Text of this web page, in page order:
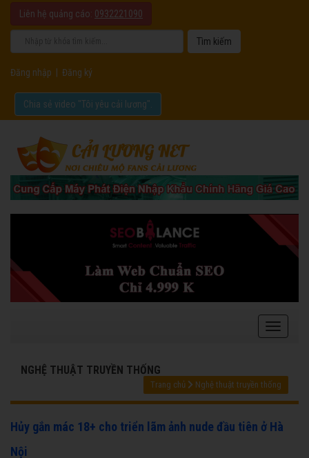
Liên hệ quảng cáo: 0932221090
Đăng nhập Đăng ký
Chia sẻ video "Tôi yêu cải lương".
NGHỆ THUẬT TRUYỀN THỐNG
Trang chủ Nghệ thuật truyền thống
Hủy gắn mác 18+ cho triển lãm ảnh nude đầu tiên ở Hà
Nội